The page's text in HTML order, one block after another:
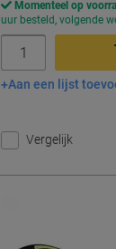
Momenteel op
uur besteld, volgende
In
Aan een lijst
Vergelijk